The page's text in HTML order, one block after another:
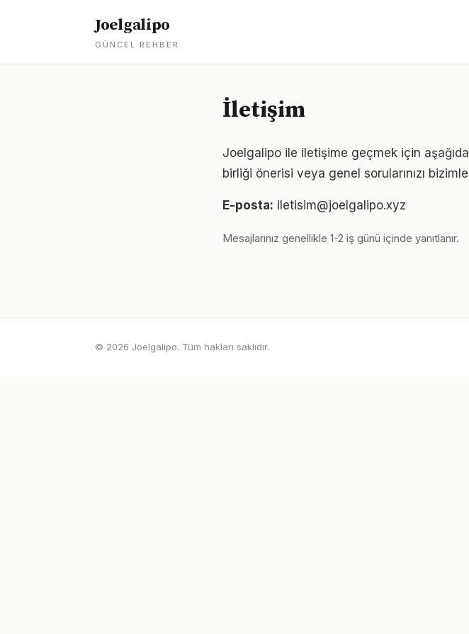
Joelgalipo
GÜNCEL REHBER
İletişim
Joelgalipo ile iletişime geçmek için
birliği önerisi veya genel sorularınızı
E-posta: iletisim@joelgalipo.xyz
Mesajlarınız genellikle 1-2 iş günü içinde yanıtlanır.
© 2026 Joelgalipo. Tüm hakları saklıdır.